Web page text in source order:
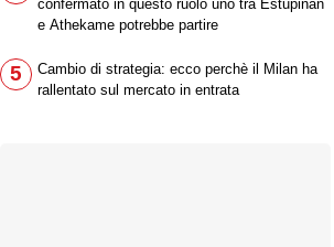
confermato in questo ruolo uno tra Estupinan
e Athekame potrebbe partire
5
Cambio di strategia: ecco perchè il Milan ha
rallentato sul mercato in entrata